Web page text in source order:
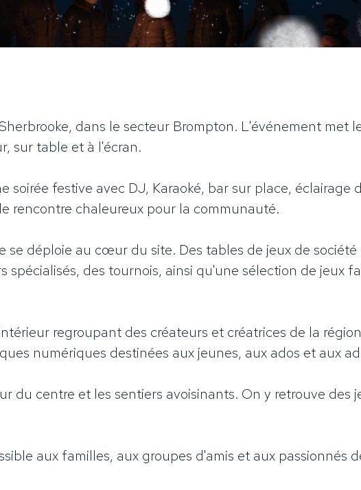
dans le secteur Brompton. L'événement met
sur table et à l'écran.
soirée festive avec DJ, Karaoké, bar sur place, éclairage
rencontre chaleureux pour la communauté.
déploie au cœur du site. Des tables de jeux de société
des tournois, ainsi qu'une sélection de jeux
regroupant des créateurs et créatrices de la
numériques destinées aux jeunes, aux ados et aux
du centre et les sentiers avoisinants. On y retrouve des
aux familles, aux groupes d'amis et aux passionnés